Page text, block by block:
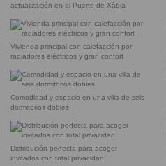
actualización en el Puerto de Xàbia
Vivienda principal con calefacción por
radiadores eléctricos y gran confort
Comodidad y espacio en una villa de seis
dormitorios dobles
Distribución perfecta para acoger
invitados con total privacidad